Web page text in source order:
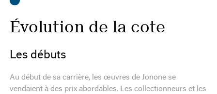
Évolution de la cote
Les débuts
Au début de sa carrière, les œuvres de Jonone se
vendaient à des prix abordables. Les collectionneurs et les